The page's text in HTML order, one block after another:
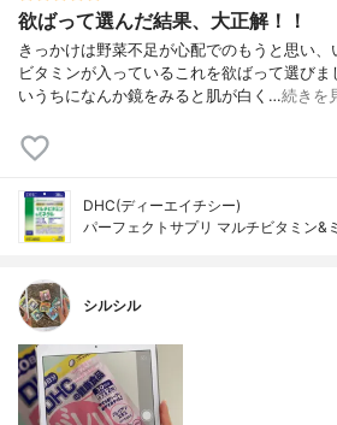
欲ばって選んだ結果、大正解！！
きっかけは野菜不足が心配でのもうと思い
ビタミンが入っているこれを欲ばって選び
いうちになんか鏡をみると肌が白く…続きを
DHC(ディーエイチシー)
パーフェクトサプリ マルチビタミン&
シルシル